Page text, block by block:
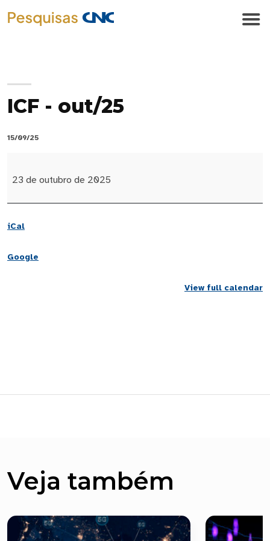
ICF - out/25
15/09/25
23 de outubro de 2025
iCal
Google
View full calendar
Veja também